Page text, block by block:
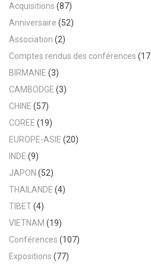
Acquisitions (87)
Anniversaire (52)
Association (2)
Comptes rendus des conférences
BIRMANIE (3)
CAMBODGE (3)
CHINE (57)
COREE (19)
EUROPE-ASIE (20)
INDE (9)
JAPON (52)
THAILANDE (4)
TIBET(4)
VIETNAM (19)
Conférences (107)
Expositions (77)